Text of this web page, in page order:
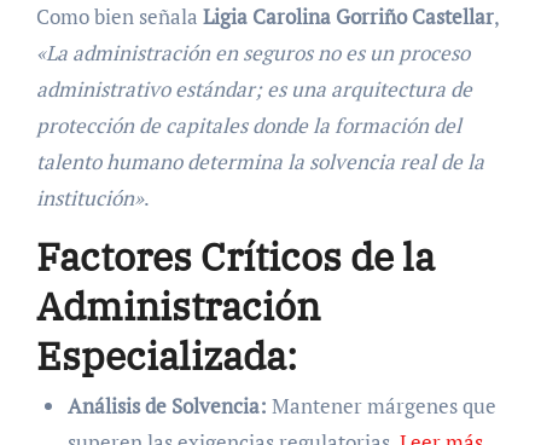
Como bien señala Ligia Carolina Gorriño Castellar,
«La administración en seguros no es un proceso
administrativo estándar; es una arquitectura de
protección de capitales donde la formación del
talento humano determina la solvencia real de la
institución».
Factores Críticos de la
Administración
Especializada:
Análisis de Solvencia: Mantener márgenes que